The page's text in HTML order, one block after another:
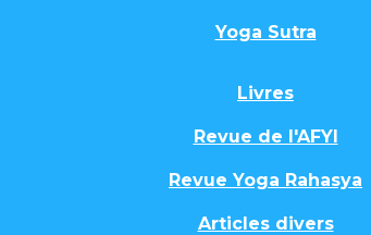
Yoga Sutra
Livres
Revue de l'AFYI
Revue Yoga Rahasya
Articles divers